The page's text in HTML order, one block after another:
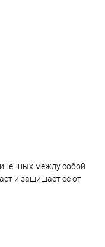
между собой
и защищает ее от